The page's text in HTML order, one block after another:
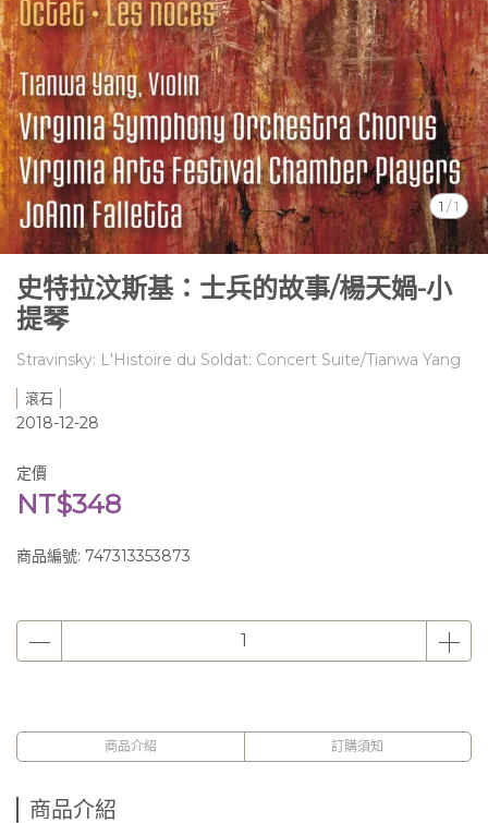
1 /1
史特拉汶斯基：士兵的故事/楊天媧-小
提琴
Stravinsky: L'Histoire du Soldat: Concert Suite/Tianwa Yang
滾石
2018-12-28
定價
NT$348
商品編號: 747313353873
商品介紹 訂購須知
商品介紹